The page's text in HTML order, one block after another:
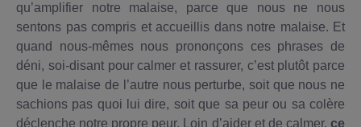
qu’amplifier notre malaise, parce que nous ne nous
sentons pas compris et accueillis dans notre malaise. Et
quand nous-mêmes nous prononçons ces phrases de
déni, soi-disant pour calmer et rassurer, c’est plutôt parce
que le malaise de l’autre nous perturbe, soit que nous ne
sachions pas quoi lui dire, soit que sa peur ou sa colère
déclenche notre propre peur. Loin d’aider et de calmer, ce